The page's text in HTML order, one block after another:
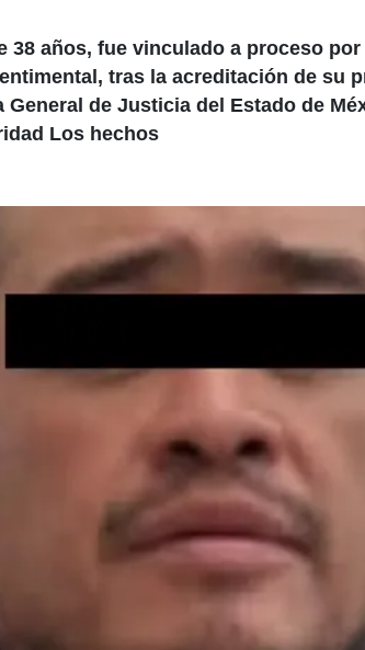
38 años, fue vinculado a proceso
tras la acreditación de su
de Justicia del Estado de
Los hechos